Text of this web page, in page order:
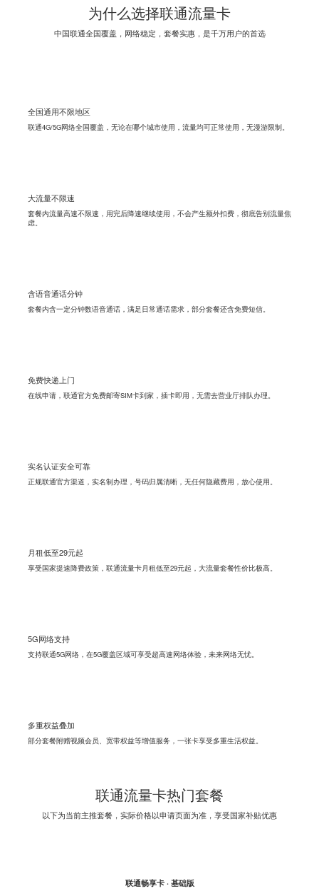
为什么选择联通流量卡
中国联通全国覆盖，网络稳定，套餐实惠，是千万用户的首选
全国通用不限地区
联通4G/5G网络全国覆盖，无论在哪个城市使用，流量均可正常使用，无漫游限制。
大流量不限速
套餐内流量高速不限速，用完后降速继续使用，不会产生额外扣费，彻底告别流量焦
虑。
含语音通话分钟
套餐内含一定分钟数语音通话，满足日常通话需求，部分套餐还含免费短信。
免费快递上门
在线申请，联通官方免费邮寄SIM卡到家，插卡即用，无需去营业厅排队办理。
实名认证安全可靠
正规联通官方渠道，实名制办理，号码归属清晰，无任何隐藏费用，放心使用。
月租低至29元起
享受国家提速降费政策，联通流量卡月租低至29元起，大流量套餐性价比极高。
5G网络支持
支持联通5G网络，在5G覆盖区域可享受超高速网络体验，未来网络无忧。
多重权益叠加
部分套餐附赠视频会员、宽带权益等增值服务，一张卡享受多重生活权益。
联通流量卡热门套餐
以下为当前主推套餐，实际价格以申请页面为准，享受国家补贴优惠
联通畅享卡 · 基础版